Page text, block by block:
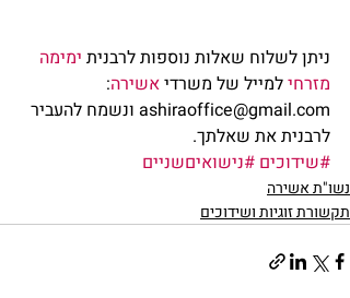
ניתן לשלוח שאלות נוספות לרבנית ימימה
מזרחי למייל של משרדי אשירה:
ashiraoffice@gmail.com ונשמח להעביר
לרבנית את שאלתך.
#שידוכים #נישואיםשניים
נשו"ת אשירה
תקשורת זוגיות ושידוכים